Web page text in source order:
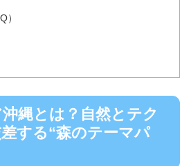
）
縄とは？自然とテク
する“森のテーマパ